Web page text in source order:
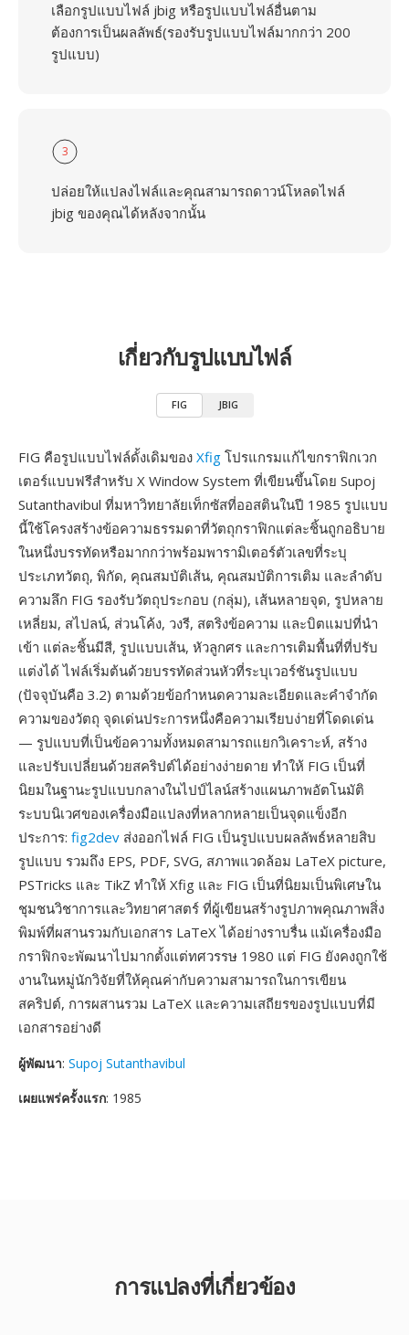
เลือกรูปแบบไฟล์ jbig หรือรูปแบบไฟล์อื่นตาม
ต้องการเป็นผลลัพธ์(รองรับรูปแบบไฟล์มากกว่า 200
รูปแบบ)
3
ปล่อยให้แปลงไฟล์และคุณสามารถดาวน์โหลดไฟล์
jbig ของคุณได้หลังจากนั้น
เกี่ยวกับรูปแบบไฟล์
FIG JBIG
FIG คือรูปแบบไฟล์ดั้งเดิมของ Xfig โปรแกรมแก้ไขกราฟิกเวก
เตอร์แบบฟรีสำหรับ X Window System ที่เขียนขึ้นโดย Supoj
Sutanthavibul ที่มหาวิทยาลัยเท็กซัสที่ออสตินในปี 1985 รูปแบบ
นี้ใช้โครงสร้างข้อความธรรมดาที่วัตถุกราฟิกแต่ละชิ้นถูกอธิบาย
ในหนึ่งบรรทัดหรือมากกว่าพร้อมพารามิเตอร์ตัวเลขที่ระบุ
ประเภทวัตถุ, พิกัด, คุณสมบัติเส้น, คุณสมบัติการเติม และลำดับ
ความลึก FIG รองรับวัตถุประกอบ (กลุ่ม), เส้นหลายจุด, รูปหลาย
เหลี่ยม, สไปลน์, ส่วนโค้ง, วงรี, สตริงข้อความ และบิตแมปที่นำ
เข้า แต่ละชิ้นมีสี, รูปแบบเส้น, หัวลูกศร และการเติมพื้นที่ที่ปรับ
แต่งได้ ไฟล์เริ่มต้นด้วยบรรทัดส่วนหัวที่ระบุเวอร์ชันรูปแบบ
(ปัจจุบันคือ 3.2) ตามด้วยข้อกำหนดความละเอียดและคำจำกัด
ความของวัตถุ จุดเด่นประการหนึ่งคือความเรียบง่ายที่โดดเด่น
— รูปแบบที่เป็นข้อความทั้งหมดสามารถแยกวิเคราะห์, สร้าง
และปรับเปลี่ยนด้วยสคริปต์ได้อย่างง่ายดาย ทำให้ FIG เป็นที่
นิยมในฐานะรูปแบบกลางในไปป์ไลน์สร้างแผนภาพอัตโนมัติ
ระบบนิเวศของเครื่องมือแปลงที่หลากหลายเป็นจุดแข็งอีก
ประการ: fig2dev ส่งออกไฟล์ FIG เป็นรูปแบบผลลัพธ์หลายสิบ
รูปแบบ รวมถึง EPS, PDF, SVG, สภาพแวดล้อม LaTeX picture,
PSTricks และ TikZ ทำให้ Xfig และ FIG เป็นที่นิยมเป็นพิเศษใน
ชุมชนวิชาการและวิทยาศาสตร์ ที่ผู้เขียนสร้างรูปภาพคุณภาพสิ่ง
พิมพ์ที่ผสานรวมกับเอกสาร LaTeX ได้อย่างราบรื่น แม้เครื่องมือ
กราฟิกจะพัฒนาไปมากตั้งแต่ทศวรรษ 1980 แต่ FIG ยังคงถูกใช้
งานในหมู่นักวิจัยที่ให้คุณค่ากับความสามารถในการเขียน
สคริปต์, การผสานรวม LaTeX และความเสถียรของรูปแบบที่มี
เอกสารอย่างดี
ผู้พัฒนา: Supoj Sutanthavibul
เผยแพร่ครั้งแรก: 1985
การแปลงที่เกี่ยวข้อง